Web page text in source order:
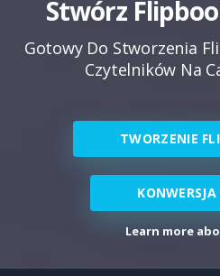
Stwórz
Gotowy Do Stworzenia
Czytelników Na
TWORZENIE
Learn more